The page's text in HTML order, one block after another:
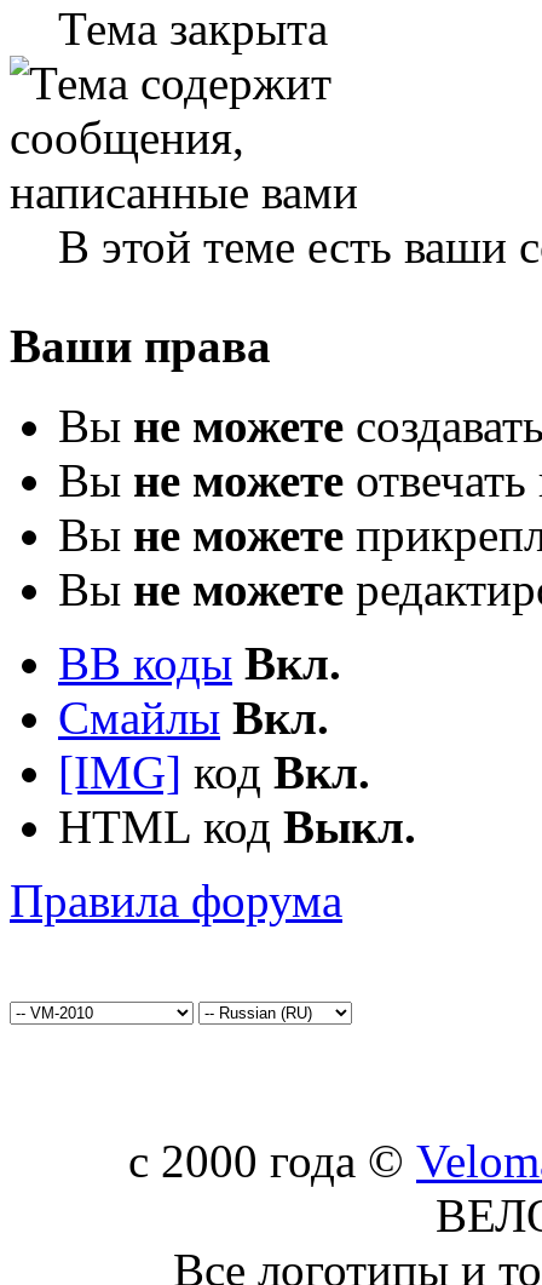
Тема закрыта
В этой теме есть ваши
Ваши права
Вы не можете
Вы не можете
Вы не можете
Вы не можете
BB коды Вкл.
Смайлы Вкл.
[IMG] код Вкл.
HTML код Выкл.
Правила форума
c 2000 года ©
Все логотипы и